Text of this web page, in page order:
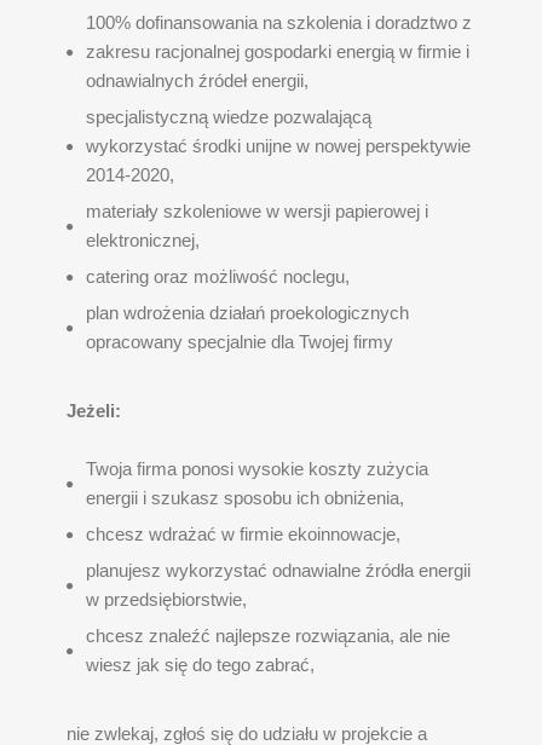
100% dofinansowania na szkolenia i doradztwo z
zakresu racjonalnej gospodarki energią w firmie i
odnawialnych źródeł energii,
specjalistyczną wiedze pozwalającą
wykorzystać środki unijne w nowej perspektywie
2014-2020,
materiały szkoleniowe w wersji papierowej i
elektronicznej,
catering oraz możliwość noclegu,
plan wdrożenia działań proekologicznych
opracowany specjalnie dla Twojej firmy
Jeżeli:
Twoja firma ponosi wysokie koszty zużycia
energii i szukasz sposobu ich obniżenia,
chcesz wdrażać w firmie ekoinnowacje,
planujesz wykorzystać odnawialne źródła energii
w przedsiębiorstwie,
chcesz znaleźć najlepsze rozwiązania, ale nie
wiesz jak się do tego zabrać,
nie zwlekaj, zgłoś się do udziału w projekcie a